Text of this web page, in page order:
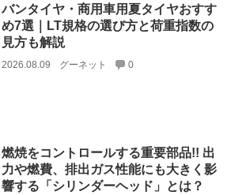
バンタイヤ・商用車用夏タイヤおすす
め7選｜LT規格の選び方と荷重指数の
見方も解説
2026.08.09 グーネット 0
燃焼をコントロールする重要部品!! 出
力や燃費、排出ガス性能にも大きく影
響する「シリンダーヘッド」とは？